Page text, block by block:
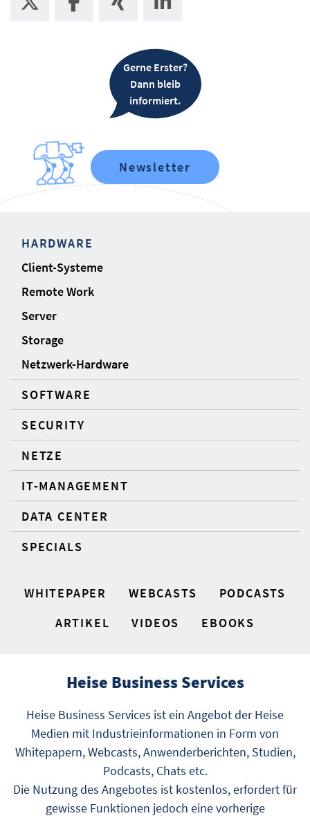
Gerne Erster?
Dann bleib
informiert.
Newsletter
HARDWARE
Client-Systeme
Remote Work
Server
Storage
Netzwerk-Hardware
SOFTWARE
SECURITY
NETZE
IT-MANAGEMENT
DATA CENTER
SPECIALS
WHITEPAPER WEBCASTS
PODCASTS
ARTIKEL
VIDEOS EBOOKS
Heise Business Services
Heise Business Services ist ein Angebot der Heise
Medien mit Industrieinformationen in Form von
Whitepapern, Webcasts, Anwenderberichten, Studien,
Podcasts, Chats etc.
Die Nutzung des Angebotes ist kostenlos, erfordert für
gewisse Funktionen jedoch eine vorherige